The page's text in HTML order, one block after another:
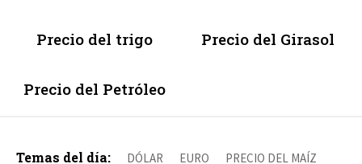
Precio del trigo Precio del Girasol
Precio del Petróleo
Temas del día: DÓLAR EURO PRECIO DEL MAÍZ